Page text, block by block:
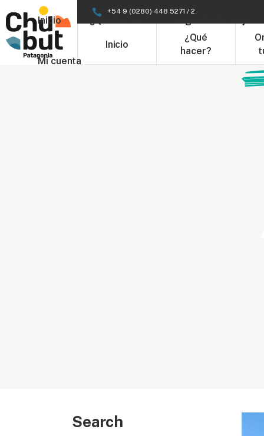
+54 9 (0280) 448 5271 / 2
Inicio
¿Qué
hacer?
Inicio ¿Qué hacer?
Mi cuenta
Search